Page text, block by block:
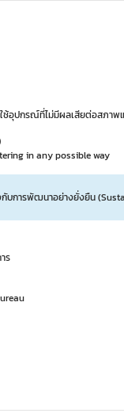
ช้อุปกรณ์ที่ไม่มีผลเสียต่อสภา
in any possible way
กับการพัฒนาอย่างยั่งยืน
ร